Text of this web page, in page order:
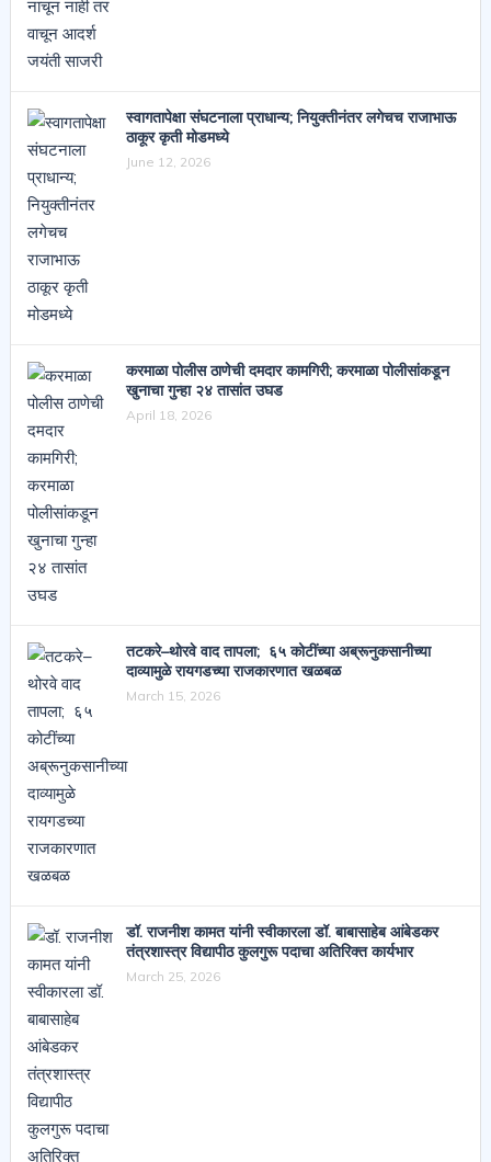
स्वागतापेक्षा संघटनाला प्राधान्य; नियुक्तीनंतर लगेचच राजाभाऊ
ठाकूर कृती मोडमध्ये
June 12, 2026
करमाळा पोलीस ठाणेची दमदार कामगिरी; करमाळा पोलीसांकडून
खुनाचा गुन्हा २४ तासांत उघड
April 18, 2026
तटकरे–थोरवे वाद तापला; ६५ कोटींच्या अब्रूनुकसानीच्या
दाव्यामुळे रायगडच्या राजकारणात खळबळ
March 15, 2026
डॉ. राजनीश कामत यांनी स्वीकारला डॉ. बाबासाहेब आंबेडकर
तंत्रशास्त्र विद्यापीठ कुलगुरू पदाचा अतिरिक्त कार्यभार
March 25, 2026